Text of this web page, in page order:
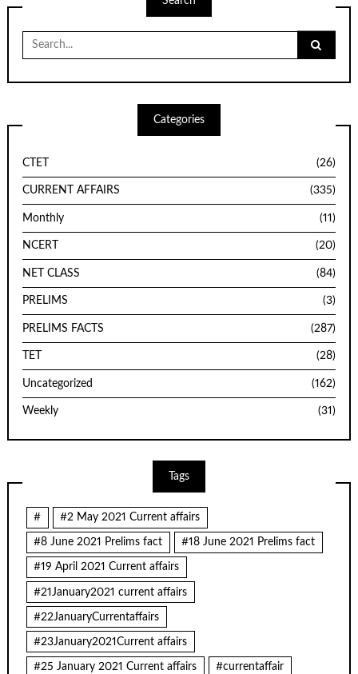
for:
Categories
CTET (26)
CURRENT AFFAIRS (335)
Monthly (11)
NCERT (20)
NET CLASS (84)
PRELIMS (3)
PRELIMS FACTS (287)
TET (28)
Uncategorized (162)
Weekly (31)
Tags
# #2 May 2021 Current affairs
#8 June 2021 Prelims fact #18 June 2021 Prelims fact
#19 April 2021 Current affairs
#21January2021 current affairs
#22JanuaryCurrentaffairs
#23January2021Current affairs
#25 January 2021 Current affairs #currentaffair